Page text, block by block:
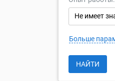
Не имеет
Больше
НАЙТИ